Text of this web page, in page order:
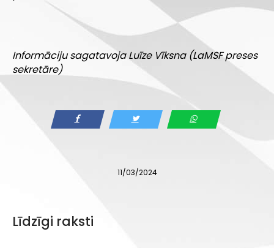
Informāciju sagatavoja Luīze Vīksna (LaMSF preses
sekretāre)
11/03/2024
Līdzīgi raksti